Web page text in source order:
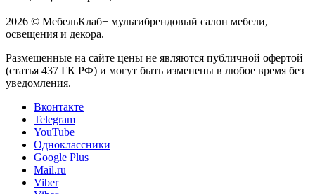
2026 © МебельКлаб+ мультибрендовый салон мебели,
освещения и декора.
Размещенные на сайте цены не являются публичной офертой
(статья 437 ГК РФ) и могут быть изменены в любое время без
уведомления.
Вконтакте
Telegram
YouTube
Одноклассники
Google Plus
Mail.ru
Viber